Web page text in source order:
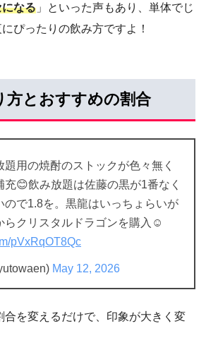
なる 」といった声もあり、単体でじ
ぴったりの飲み方ですよ！
方とおすすめの割合
題用の焼酎のストックが色々無く
充😊飲み放題は佐藤の黒が1番なく
ので1.8を。黒龍はいっちょらいが
らクリスタルドラゴンを購入☺️
pVxRqOT8Qc
May 12, 2026
合を変えるだけで、印象が大きく変